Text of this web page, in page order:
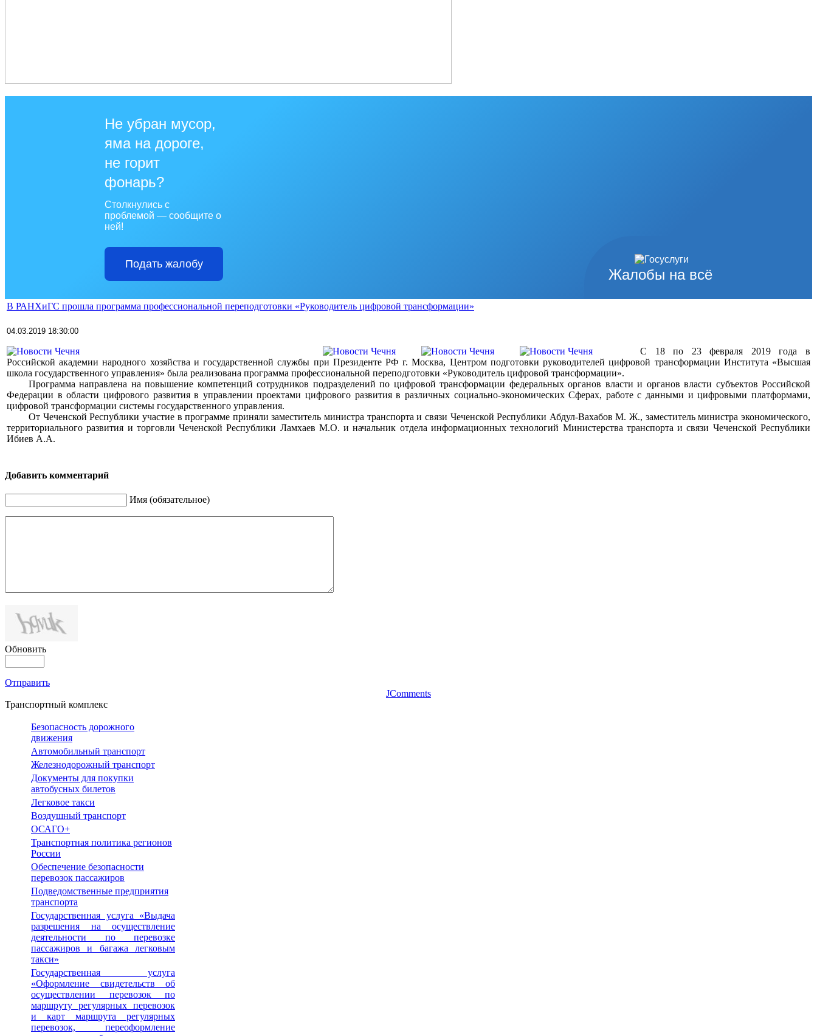
Жалобы на всё
Не убран мусор,
яма на дороге,
не горит
фонарь?
Столкнулись с
проблемой — сообщите о
ней!
Подать жалобу
В РАНХиГС прошла программа профессиональной переподготовки «Руководитель цифровой трансформации»
04.03.2019 18:30:00
С 18 по 23 февраля 2019 года в
Российской академии народного хозяйства и государственной службы при Президенте РФ г. Москва, Центром подготовки руководителей цифровой трансформации Института «Высшая
школа государственного управления» была реализована программа профессиональной переподготовки «Руководитель цифровой трансформации».
Программа направлена на повышение компетенций сотрудников подразделений по цифровой трансформации федеральных органов власти и органов власти субъектов Российской
Федерации в области цифрового развития в управлении проектами цифрового развития в различных социально-экономических Сферах, работе с данными и цифровыми платформами,
цифровой трансформации системы государственного управления.
От Чеченской Республики участие в программе приняли заместитель министра транспорта и связи Чеченской Республики Абдул-Вахабов М. Ж., заместитель министра экономического,
территориального развития и торговли Чеченской Республики Ламхаев М.О. и начальник отдела информационных технологий Министерства транспорта и связи Чеченской Республики
Ибиев А.А.
Добавить комментарий
Имя (обязательное)
Обновить
Отправить
JComments
Транспортный комплекс
Безопасность дорожного
движения
Автомобильный транспорт
Железнодорожный транспорт
Документы для покупки
автобусных билетов
Легковое такси
Воздушный транспорт
ОСАГО+
Транспортная политика регионов
России
Обеспечение безопасности
перевозок пассажиров
Подведомственные предприятия
транспорта
Государственная услуга «Выдача
разрешения на осуществление
деятельности по перевозке
пассажиров и багажа легковым
такси»
Государственная услуга
«Оформление свидетельств об
осуществлении перевозок по
маршруту регулярных перевозок
и карт маршрута регулярных
перевозок, переоформление